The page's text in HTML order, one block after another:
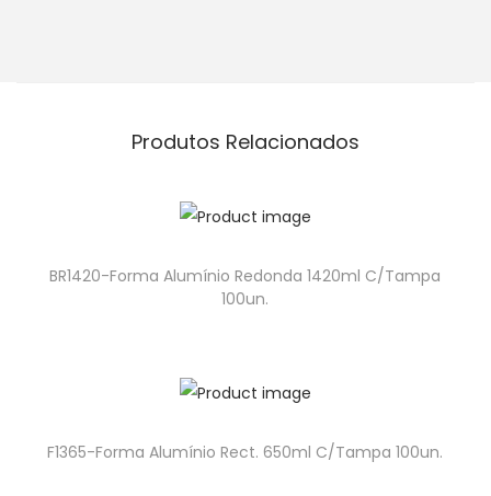
Produtos Relacionados
BR1420-Forma Alumínio Redonda 1420ml C/Tampa
100un.
F1365-Forma Alumínio Rect. 650ml C/Tampa 100un.